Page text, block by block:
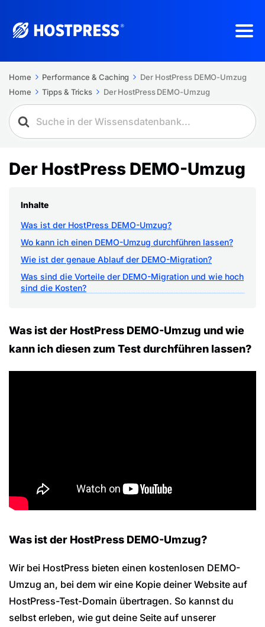
Home Performance & Caching
Der HostPress DEMO-Umzug
Home
Tipps & Tricks Der HostPress DEMO-Umzug
Der HostPress DEMO-Umzug
Inhalte
Was ist der HostPress DEMO-Umzug?
Wo kann ich einen DEMO-Umzug durchführen lassen?
Wie ist der genaue Ablauf der DEMO-Migration?
Was sind die Vorteile der DEMO-Migration und wie hoch
sind die Kosten?
Was ist der HostPress DEMO-Umzug und wie
kann ich diesen zum Test durchführen lassen?
Was ist der HostPress DEMO-Umzug?
Wir bei HostPress bieten einen kostenlosen DEMO-
Umzug an, bei dem wir eine Kopie deiner Website auf
HostPress-Test-Domain übertragen. So kannst du
selbst erleben, wie gut deine Seite auf unserer